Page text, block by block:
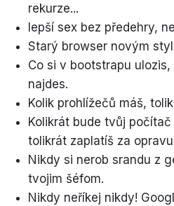
rekurze...
lepší sex bez předehry,
Starý browser novým
Co si v bootstrapu
najdes.
Kolik prohlížečů máš,
Kolikrát bude tvůj
tolikrát zaplatíš za
Nikdy si nerob srandu z
tvojim šéfom.
Nikdy neříkej nikdy!